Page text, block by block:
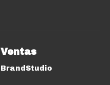
Ventas
BrandStudio